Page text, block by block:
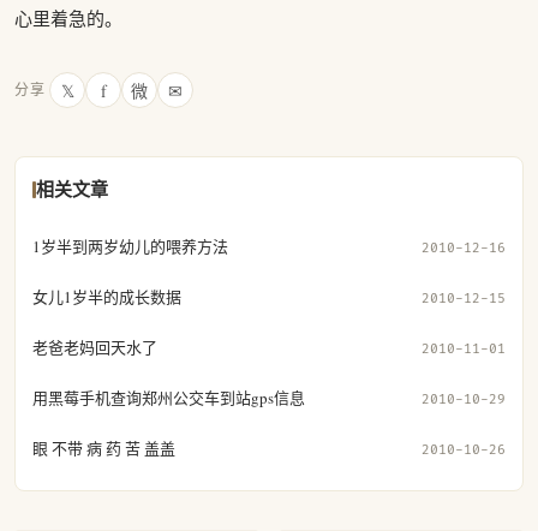
心里着急的。
分享 𝕏 f 微 ✉
相关文章
1岁半到两岁幼儿的喂养方法 2010-12-16
女儿1岁半的成长数据 2010-12-15
老爸老妈回天水了 2010-11-01
用黑莓手机查询郑州公交车到站gps信息 2010-10-29
眼 不带 病 药 苦 盖盖 2010-10-26